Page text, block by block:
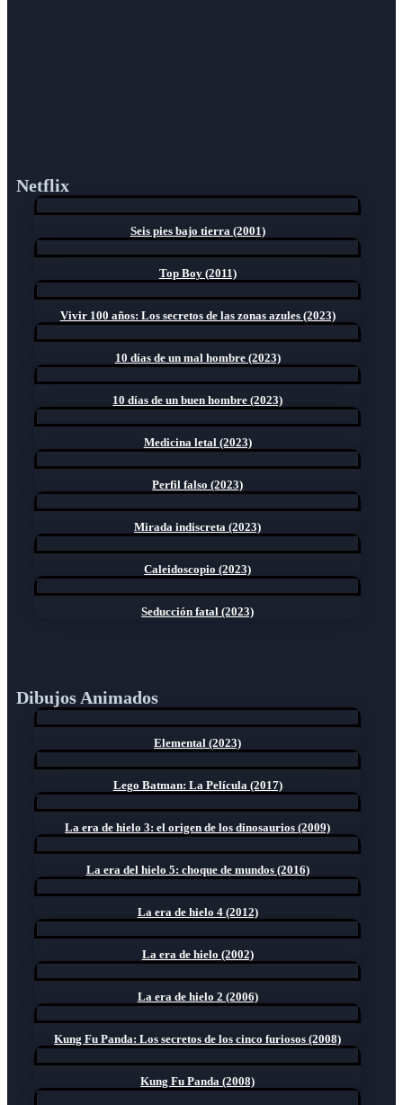
Netflix
Seis pies bajo tierra (2001)
Top Boy (2011)
Vivir 100 años: Los secretos de las zonas azules (2023)
10 días de un mal hombre (2023)
10 días de un buen hombre (2023)
Medicina letal (2023)
Perfil falso (2023)
Mirada indiscreta (2023)
Caleidoscopio (2023)
Seducción fatal (2023)
Dibujos Animados
Elemental (2023)
Lego Batman: La Película (2017)
La era de hielo 3: el origen de los dinosaurios (2009)
La era del hielo 5: choque de mundos (2016)
La era de hielo 4 (2012)
La era de hielo (2002)
La era de hielo 2 (2006)
Kung Fu Panda: Los secretos de los cinco furiosos (2008)
Kung Fu Panda (2008)